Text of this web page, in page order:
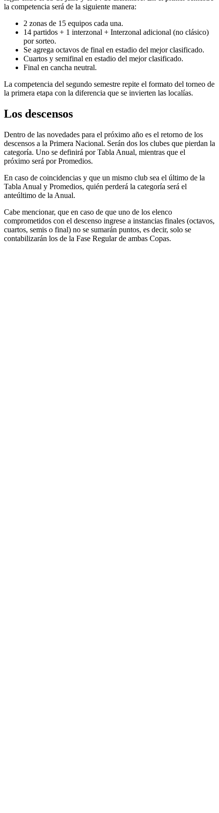
la competencia será de la siguiente manera:
2 zonas de 15 equipos cada una.
14 partidos + 1 interzonal + Interzonal adicional (no clásico)
por sorteo.
Se agrega octavos de final en estadio del mejor clasificado.
Cuartos y semifinal en estadio del mejor clasificado.
Final en cancha neutral.
La competencia del segundo semestre repite el formato del torneo de
la primera etapa con la diferencia que se invierten las localías.
Los descensos
Dentro de las novedades para el próximo año es el retorno de los
descensos a la Primera Nacional. Serán dos los clubes que pierdan la
categoría. Uno se definirá por Tabla Anual, mientras que el
próximo será por Promedios.
En caso de coincidencias y que un mismo club sea el último de la
Tabla Anual y Promedios, quién perderá la categoría será el
anteúltimo de la Anual.
Cabe mencionar, que en caso de que uno de los elenco
comprometidos con el descenso ingrese a instancias finales (octavos,
cuartos, semis o final) no se sumarán puntos, es decir, solo se
contabilizarán los de la Fase Regular de ambas Copas.